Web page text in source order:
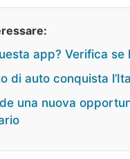
app? Verifica
di auto conquista
una nuova